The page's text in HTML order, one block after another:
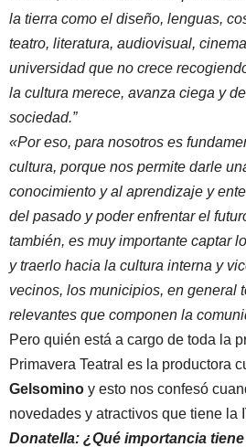
la tierra como el diseño, lenguas,
teatro, literatura, audiovisual,
universidad que no crece
la cultura merece, avanza ciega y
sociedad.”
«Por eso, para nosotros es
cultura, porque nos permite darle
conocimiento y al aprendizaje y
del pasado y poder enfrentar el
también, es muy importante captar
y traerlo hacia la cultura interna y
vecinos, los municipios, en general
relevantes que componen la
Pero quién está a cargo de toda la
Primavera Teatral es la productora
Gelsomino y esto nos confesó
novedades y atractivos que tiene la
Donatella: ¿Qué importancia